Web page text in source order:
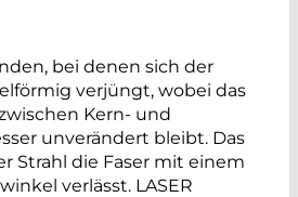
bei denen sich der
verjüngt, wobei das
Kern- und
unverändert bleibt. Das
Strahl die Faser mit einem
verlässt. LASER